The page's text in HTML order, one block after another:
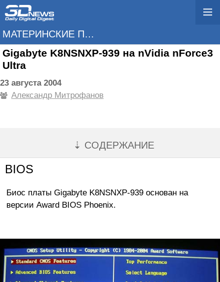
МАТЕРИНСКИЕ ПЛАТЫ
Gigabyte K8NSNXP-939 на nVidia nForce3
Ultra
23 августа 2004
Александр Митрофанов
⇣ СОДЕРЖАНИЕ
BIOS
Биос платы Gigabyte K8NSNXP-939 основан на
версии Award BIOS Phoenix.